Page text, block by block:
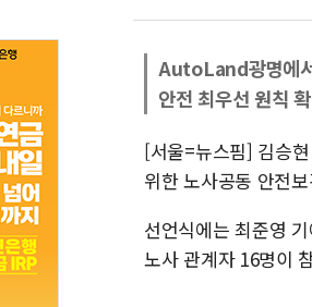
AutoLand광명에
안전 최우선 원칙
[서울=뉴스핌] 김승
위한 노사공동 안전
선언식에는 최준영
노사 관계자 16명이